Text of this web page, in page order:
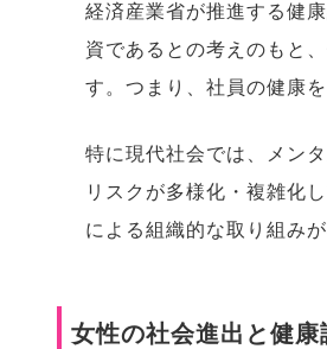
経済産業省が推進する健
資であるとの考えのもと
す。つまり、社員の健康
特に現代社会では、メン
リスクが多様化・複雑化
による組織的な取り組み
女性の社会進出と健康